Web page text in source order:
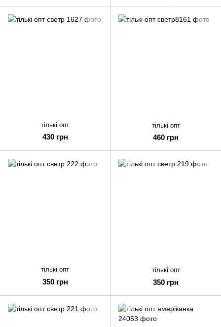
тількі опт
430 грн
тількі опт
460 грн
тількі опт
350 грн
тількі опт
350 грн